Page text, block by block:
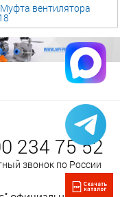
вентилятора
234 75 52
звонок по России